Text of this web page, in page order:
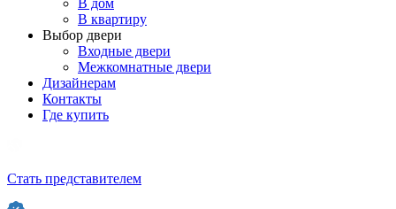
В дом
В квартиру
Выбор двери
Входные двери
Межкомнатные двери
Дизайнерам
Контакты
Где купить
Стать представителем